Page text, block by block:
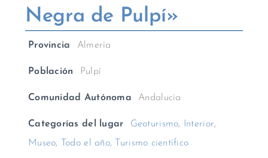
Negra de Pulpí»
Provincia Almería
Población Pulpí
Comunidad Autónoma Andalucía
Categorías del lugar Geoturismo, Interior,
Museo, Todo el año, Turismo científico